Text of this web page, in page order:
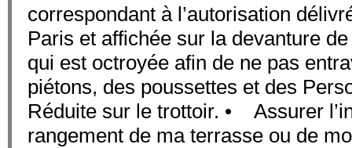
correspondant à l’autorisation
Paris et affichée sur la devanture
qui est octroyée afin de ne pas
piétons, des poussettes et des
Réduite sur le trottoir. • Assurer
rangement de ma terrasse ou de